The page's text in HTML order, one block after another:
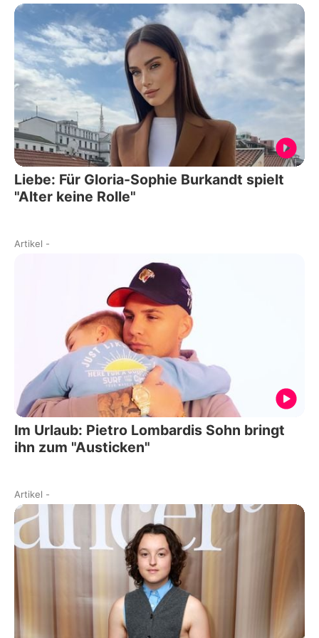
Liebe: Für Gloria-Sophie Burkandt spielt
"Alter keine Rolle"
Artikel -
Im Urlaub: Pietro Lombardis Sohn bringt
ihn zum "Austicken"
Artikel -